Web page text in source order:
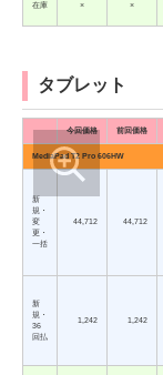
在庫 × ×
タブレット
今回価格 前回価格
MediaPad T2 Pro 606HW
新
規・
変
更・
一括
44,712 44,712
新
規・
36
回払
1,242 1,242